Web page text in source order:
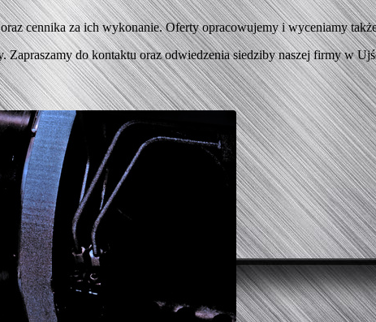
cennika za ich wykonanie. Oferty opracowujemy i wyceniamy
Zapraszamy do kontaktu oraz odwiedzenia siedziby naszej firmy w